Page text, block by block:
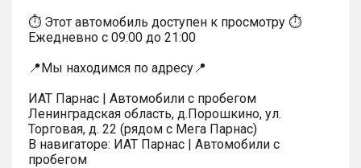
⏱ Этот автомобиль доступен к просмотру ⏱
Ежедневно с 09:00 до 21:00
📍Мы находимся по адресу📍
ИАТ Парнас | Автомобили с пробегом
Ленинградская область, д.Порошкино, ул.
Торговая, д. 22 (рядом с Мега Парнас)
В навигаторе: ИАТ Парнас | Автомобили с
пробегом